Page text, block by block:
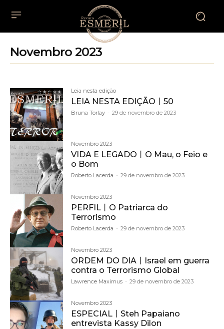
Novembro 2023
Leia nesta edição
LEIA NESTA EDIÇÃO丨50
Bruna Torlay - 29 de novembro de 2023
Novembro 2023
VIDA E LEGADO丨O Mau, o Feio e
o Bom
Roberto Lacerda - 29 de novembro de 2023
Novembro 2023
PERFIL丨O Patriarca do
Terrorismo
Roberto Lacerda - 29 de novembro de 2023
Novembro 2023
ORDEM DO DIA丨Israel em guerra
contra o Terrorismo Global
Lawrence Maximus - 29 de novembro de 2023
Novembro 2023
ESPECIAL丨Steh Papaiano
entrevista Kassy Dilon